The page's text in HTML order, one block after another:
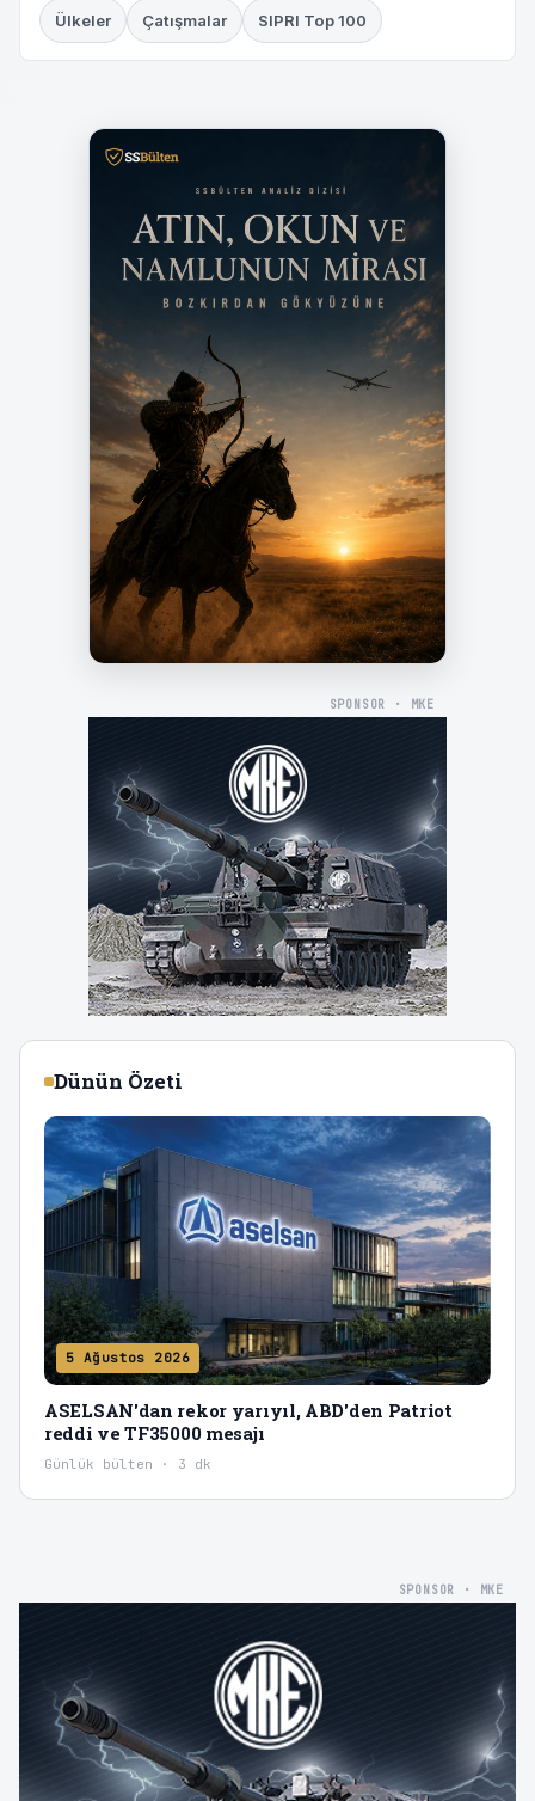
Ülkeler Çatışmalar SIPRI Top 100
SPONSOR · MKE
Dünün Özeti
5 Ağustos 2026
ASELSAN'dan rekor yarıyıl, ABD'den Patriot
reddi ve TF35000 mesajı
Günlük bülten · 3 dk
SPONSOR · MKE